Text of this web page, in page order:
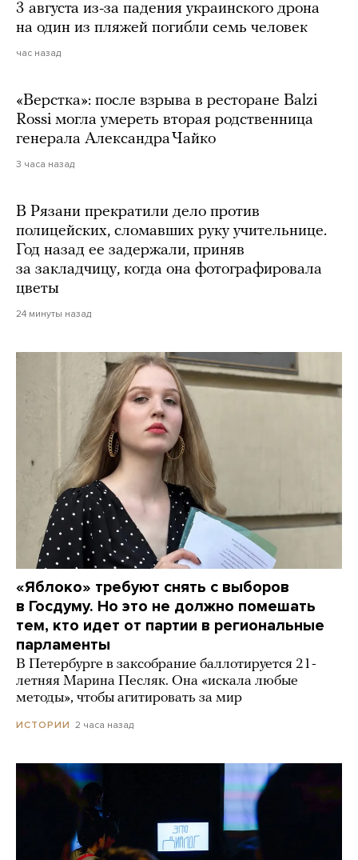
3 августа из-за падения украинского дрона
на один из пляжей погибли семь человек
час назад
«Верстка»: после взрыва в ресторане Balzi
Rossi могла умереть вторая родственница
генерала Александра Чайко
3 часа назад
В Рязани прекратили дело против
полицейских, сломавших руку учительнице.
Год назад ее задержали, приняв
за закладчицу, когда она фотографировала
цветы
24 минуты назад
«Яблоко» требуют снять с выборов
в Госдуму. Но это не должно помешать
тем, кто идет от партии в региональные
парламенты
В Петербурге в заксобрание баллотируется 21-
летняя Марина Песляк. Она «искала любые
методы», чтобы агитировать за мир
ИСТОРИИ 2 часа назад